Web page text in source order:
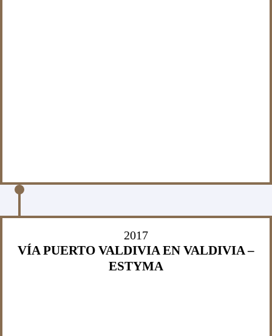
2017
VÍA PUERTO VALDIVIA EN VALDIVIA –
ESTYMA